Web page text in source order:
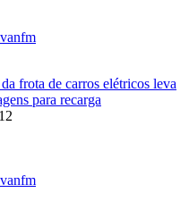
frota de carros elétricos leva
para recarga